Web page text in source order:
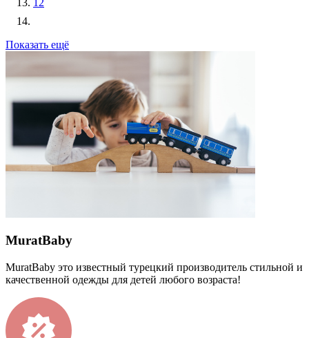
Показать ещё
MuratBaby
MuratBaby это известный турецкий производитель стильной и
качественной одежды для детей любого возраста!